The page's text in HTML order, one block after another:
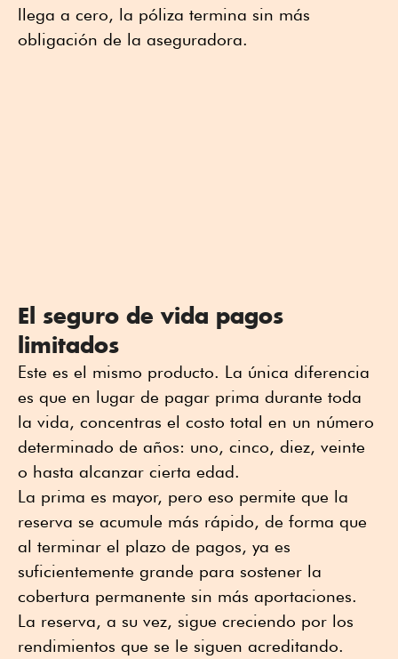
llega a cero, la póliza termina sin más
obligación de la aseguradora.
El seguro de vida pagos
limitados
Este es el mismo producto. La única diferencia
es que en lugar de pagar prima durante toda
la vida, concentras el costo total en un número
determinado de años: uno, cinco, diez, veinte
o hasta alcanzar cierta edad.
La prima es mayor, pero eso permite que la
reserva se acumule más rápido, de forma que
al terminar el plazo de pagos, ya es
suficientemente grande para sostener la
cobertura permanente sin más aportaciones.
La reserva, a su vez, sigue creciendo por los
rendimientos que se le siguen acreditando.